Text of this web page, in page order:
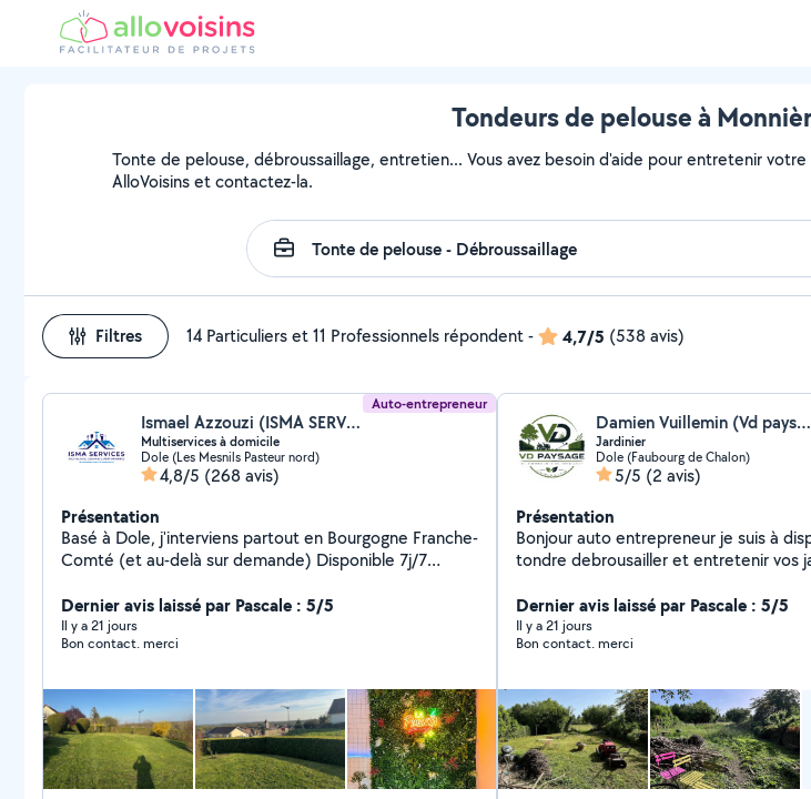
Tondeurs de pelouse à
Tonte de pelouse, débroussaillage, entretien... Vous avez besoin d'aide pour entretenir
AlloVoisins et contactez-la.
Filtres 14 Particuliers et 11 Professionnels répondent- 4,7/5 (538 avis)
Auto-entrepreneur
Ismael Azzouzi (ISMA SERVICES)
Multiservices à domicile
Dole (Les Mesnils Pasteur nord)
4,8/5 (268 avis)
Présentation
Basé à Dole, j'interviens partout en Bourgogne Franche-
Comté (et au-delà sur demande) Disponible 7j/7
propose des services fiables, rapides et soignés : -
Montage de meubles - Peinture - Tonte -
Débroussaillage - Pose de sols - Pose de cuisine -
volets - Entretien des logements et locaux pro
(réguliers ou ponctuels) - D'autres services à la
demande N'hésitez pas à me contacter ! Dépannage -
Urgence - Entretien - Maintenance - Travaux d'intérieur
Dernier avis laissé par Pascale : 5/5
Il y a 21 jours
Bon contact. merci
Damien Vuillemin (Vd paysage)
Jardinier
Dole (Faubourg de Chalon)
5/5 (2 avis)
Présentation
Bonjour auto entrepreneur je suis à
tondre debrousailler et entretenir vos
des devis adaptés à vos besoins !
Dernier avis laissé par Pascale : 5/5
Il y a 21 jours
Bon contact. merci